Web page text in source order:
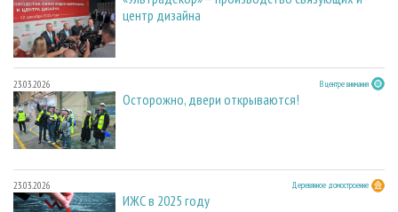
центр дизайна
23.03.2026 В центре внимания
Осторожно, двери открываются!
23.03.2026 Деревянное домостроение
ИЖС в 2025 году